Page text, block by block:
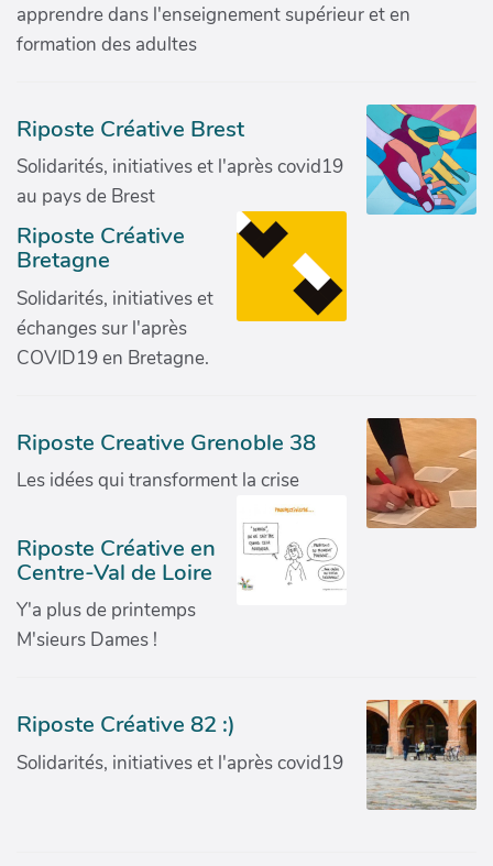
apprendre dans l'enseignement supérieur et en
formation des adultes
Riposte Créative Brest
Solidarités, initiatives et l'après covid19
au pays de Brest
Riposte Créative
Bretagne
Solidarités, initiatives et
échanges sur l'après
COVID19 en Bretagne.
Riposte Creative Grenoble 38
Les idées qui transforment la crise
Riposte Créative en
Centre-Val de Loire
Y'a plus de printemps
M'sieurs Dames !
Riposte Créative 82 :)
Solidarités, initiatives et l'après covid19